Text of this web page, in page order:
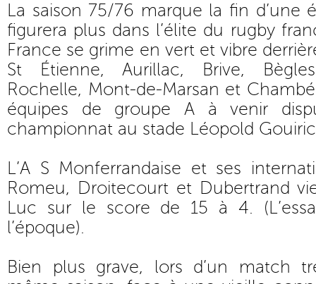
La saison 75/76 marque la fin d’une
figurera plus dans l’élite du rugby
France se grime en vert et vibre
St Étienne, Aurillac, Brive,
Rochelle, Mont-de-Marsan et
équipes de groupe A à venir
championnat au stade Léopold
L’A S Monferrandaise et ses
Romeu, Droitecourt et Dubertrand
Luc sur le score de 15 à 4.
l’époque).
Bien plus grave, lors d’un match